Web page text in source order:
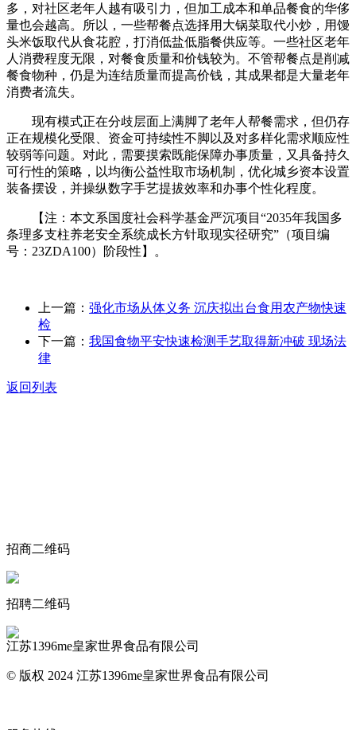
多，对社区老年人越有吸引力，但加工成本和单品餐食的华侈
量也会越高。所以，一些帮餐点选择用大锅菜取代小炒，用馒
头米饭取代从食花腔，打消低盐低脂餐供应等。一些社区老年
人消费程度无限，对餐食质量和价钱较为。不管帮餐点是削减
餐食物种，仍是为连结质量而提高价钱，其成果都是大量老年
消费者流失。
现有模式正在分歧层面上满脚了老年人帮餐需求，但仍存
正在规模化受限、资金可持续性不脚以及对多样化需求顺应性
较弱等问题。对此，需要摸索既能保障办事质量，又具备持久
可行性的策略，以均衡公益性取市场机制，优化城乡资本设置
装备摆设，并操纵数字手艺提拔效率和办事个性化程度。
【注：本文系国度社会科学基金严沉项目“2035年我国多
条理多支柱养老安全系统成长方针取现实径研究”（项目编
号：23ZDA100）阶段性】。
上一篇： 强化市场从体义务 沉庆拟出台食用农产物快速
检
下一篇： 我国食物平安快速检测手艺取得新冲破 现场法
律
返回列表
招商二维码
招聘二维码
江苏1396me皇家世界食品有限公司
© 版权 2024 江苏1396me皇家世界食品有限公司